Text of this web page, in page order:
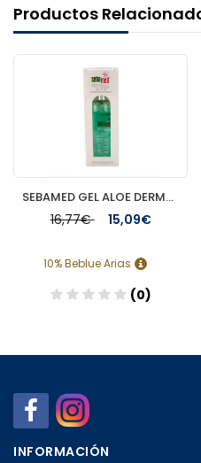
Productos
SEBAMED GEL ALOE DERMOHIDRATANTE 200 ML
16,77€ 15,09€
10% Beblue Arias
(0)
INFORMACIÓN